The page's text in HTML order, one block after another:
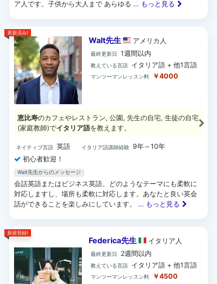
ア人です。子供から大人まで あらゆる ... もっと見る
更新済み!
Walt先生 アメリカ 人
最終更新日 1週間以内
教えている言語 イタリア語 + 他1言語
マンツーマンレッスン料 ￥4000
恵比寿のカフェやレストラン, 公園, 先生の自宅, 生徒の自宅
(家庭教師)でイタリア語を教えます。
ネイティブ言語 英語 イタリア語講師経験
9年～10年
初心者歓迎！
Walt先生からのメッセージ
会話英語またはビジネス英語。どのようなテーマにも柔軟に
対応しますし、場所も柔軟に対応します。あなたと良い英会
話ができることを楽しみにしています。 ... もっと見る
新規登録!
Federica先生 イタリア 人
最終更新日 2週間以内
教えている言語 イタリア語 + 他1言語
マンツーマンレッスン料 ￥4500